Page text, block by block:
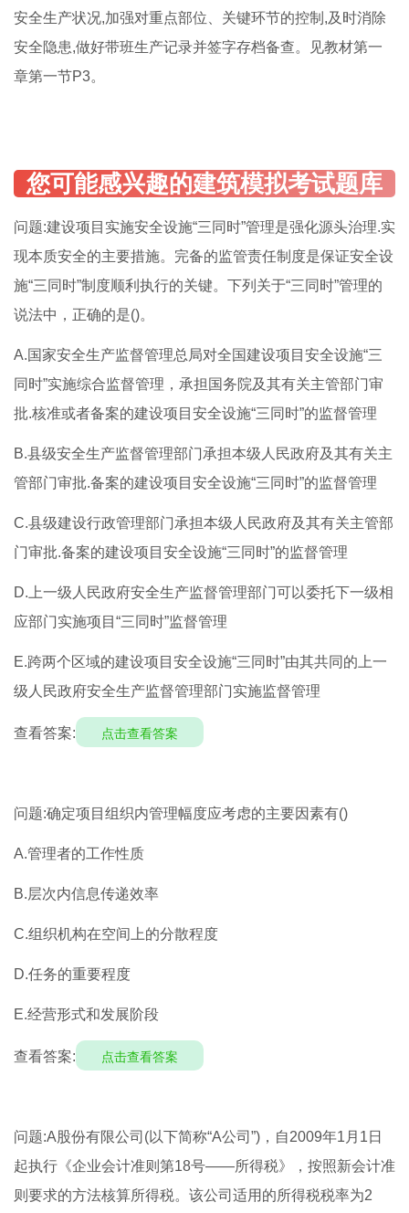
安全生产状况,加强对重点部位、关键环节的控制,及时消除
安全隐患,做好带班生产记录并签字存档备查。见教材第一
章第一节P3。
问题:建设项目实施安全设施“三同时”管理是强化源头治理.实
现本质安全的主要措施。完备的监管责任制度是保证安全设
施“三同时”制度顺利执行的关键。下列关于“三同时”管理的
说法中，正确的是()。
A.国家安全生产监督管理总局对全国建设项目安全设施“三
同时”实施综合监督管理，承担国务院及其有关主管部门审
批.核准或者备案的建设项目安全设施“三同时”的监督管理
B.县级安全生产监督管理部门承担本级人民政府及其有关主
管部门审批.备案的建设项目安全设施“三同时”的监督管理
C.县级建设行政管理部门承担本级人民政府及其有关主管部
门审批.备案的建设项目安全设施“三同时”的监督管理
D.上一级人民政府安全生产监督管理部门可以委托下一级相
应部门实施项目“三同时”监督管理
E.跨两个区域的建设项目安全设施“三同时”由其共同的上一
级人民政府安全生产监督管理部门实施监督管理
查看答案: 点击查看答案
问题:确定项目组织内管理幅度应考虑的主要因素有()
A.管理者的工作性质
B.层次内信息传递效率
C.组织机构在空间上的分散程度
D.任务的重要程度
E.经营形式和发展阶段
查看答案: 点击查看答案
问题:A股份有限公司(以下简称“A公司”)，自2009年1月1日
起执行《企业会计准则第18号——所得税》，按照新会计准
则要求的方法核算所得税。该公司适用的所得税税率为2